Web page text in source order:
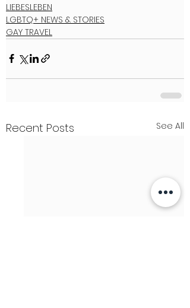
LIEBESLEBEN
LGBTQ+ NEWS & STORIES
GAY TRAVEL
Recent Posts See All